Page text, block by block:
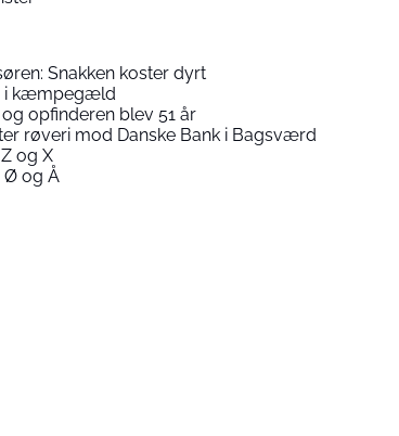
Snakken koster dyrt
i kæmpegæld
opfinderen blev 51 år
røveri mod Danske Bank i Bagsværd
og X
Ø og Å